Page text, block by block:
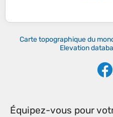
Carte topographique du
Elevation
Équipez-vous pour